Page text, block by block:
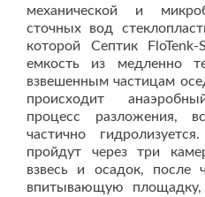
механической и
сточных вод
которой Септик
емкость из медленно
взвешенным частицам
происходит
процесс разложения,
частично
пройдут через три
взвесь и осадок, после
впитывающую